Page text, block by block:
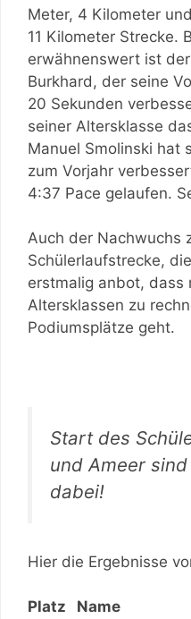
Meter, 4 Kilometer
11 Kilometer Strecke.
erwähnenswert ist
Burkhard, der seine
20 Sekunden
seiner Altersklasse
Manuel Smolinski hat
zum Vorjahr
4:37 Pace gelaufen.
Auch der Nachwuchs
Schülerlaufstrecke,
erstmalig anbot, dass
Altersklassen zu
Podiumsplätze geht.
Start des
und Ameer
dabei!
Hier die Ergebnisse
Platz